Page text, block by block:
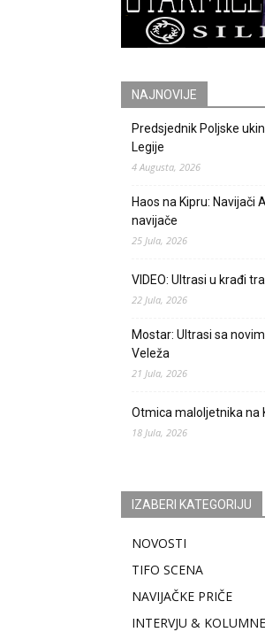
NAJNOVIJE
Predsjednik Poljske
Legije
4 Augusta, 2026
Haos na Kipru: Navijači
navijače
25 Jula, 2026
VIDEO: Ultrasi u krađi
22 Jula, 2026
Mostar: Ultrasi sa
Veleža
21 Jula, 2026
Otmica maloljetnika na
18 Jula, 2026
IZABERI KATEGORIJU
NOVOSTI
TIFO SCENA
NAVIJAČKE PRIČE
INTERVJU & KOLUMNE